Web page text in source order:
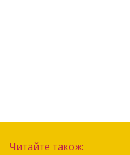
Читайте також: